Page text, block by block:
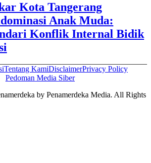
Kota Tangerang
Anak Muda:
Konflik Internal Bidik
Tentang KamiDisclaimerPrivacy Policy
Pedoman Media Siber
by Penamerdeka Media. All Rights